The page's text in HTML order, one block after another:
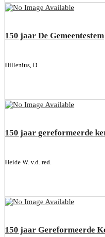
150 jaar De Gemeentestem
Hillenius, D.
150 jaar gereformeerde
Heide W. v.d. red.
150 jaar Gereformeerde